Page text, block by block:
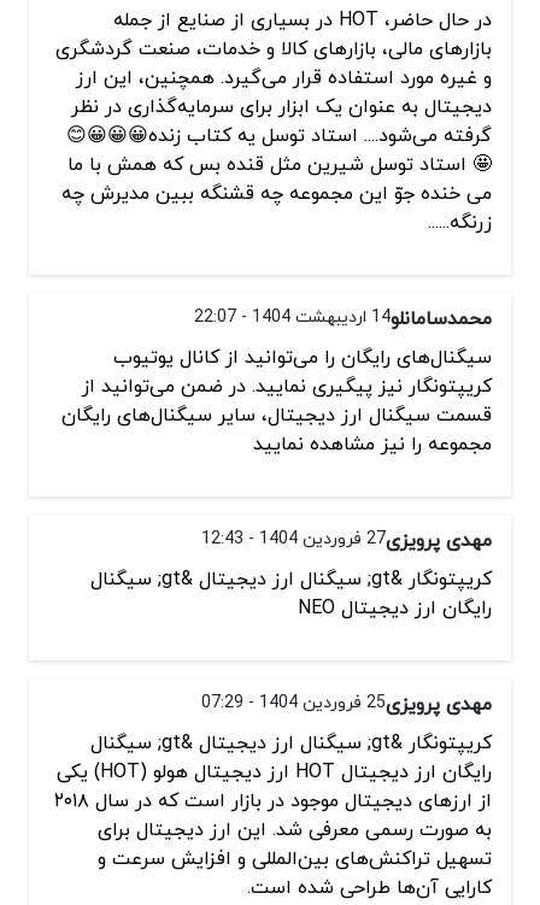
در حال حاضر، HOT در بسیاری از صنایع از جمله
بازارهای مالی، بازارهای کالا و خدمات، صنعت گردشگری
و غیره مورد استفاده قرار می‌گیرد. همچنین، این ارز
دیجیتال به عنوان یک ابزار برای سرمایه‌گذاری در نظر
گرفته می‌شود.... استاد توسل یه کتاب زنده😀😀😀😊
🤩 استاد توسل شیرین مثل قنده بس که همش با ما
می خنده جوّ این مجموعه چه قشنگه ببین مدیرش چه
زرنگه......
محمدسامانلو14 اردیبهشت 1404 - 22:07
سیگنال‌های رایگان را می‌توانید از کانال یوتیوب
کریپتونگار نیز پیگیری نمایید. در ضمن می‌توانید از
قسمت سیگنال ارز دیجیتال، سایر سیگنال‌های رایگان
مجموعه را نیز مشاهده نمایید
مهدی پرویزی27 فروردین 1404 - 12:43
کریپتونگار &gt; سیگنال ارز دیجیتال &gt; سیگنال
رایگان ارز دیجیتال NEO
مهدی پرویزی25 فروردین 1404 - 07:29
کریپتونگار &gt; سیگنال ارز دیجیتال &gt; سیگنال
رایگان ارز دیجیتال HOT ارز دیجیتال هولو (HOT) یکی
از ارزهای دیجیتال موجود در بازار است که در سال ۲۰۱۸
به صورت رسمی معرفی شد. این ارز دیجیتال برای
تسهیل تراکنش‌های بین‌المللی و افزایش سرعت و
کارایی آن‌ها طراحی شده است.